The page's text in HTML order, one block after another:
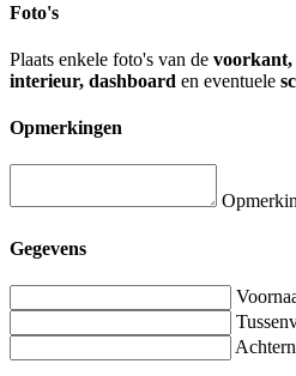
Foto's
Plaats enkele foto's van de voorkant,
interieur, dashboard en eventuele
Opmerkingen
Gegevens